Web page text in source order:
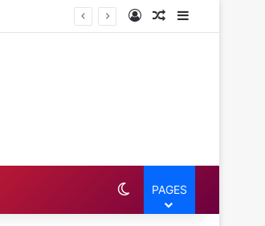
Log InRandom Article
Sidebar
Switch skin
PAGES